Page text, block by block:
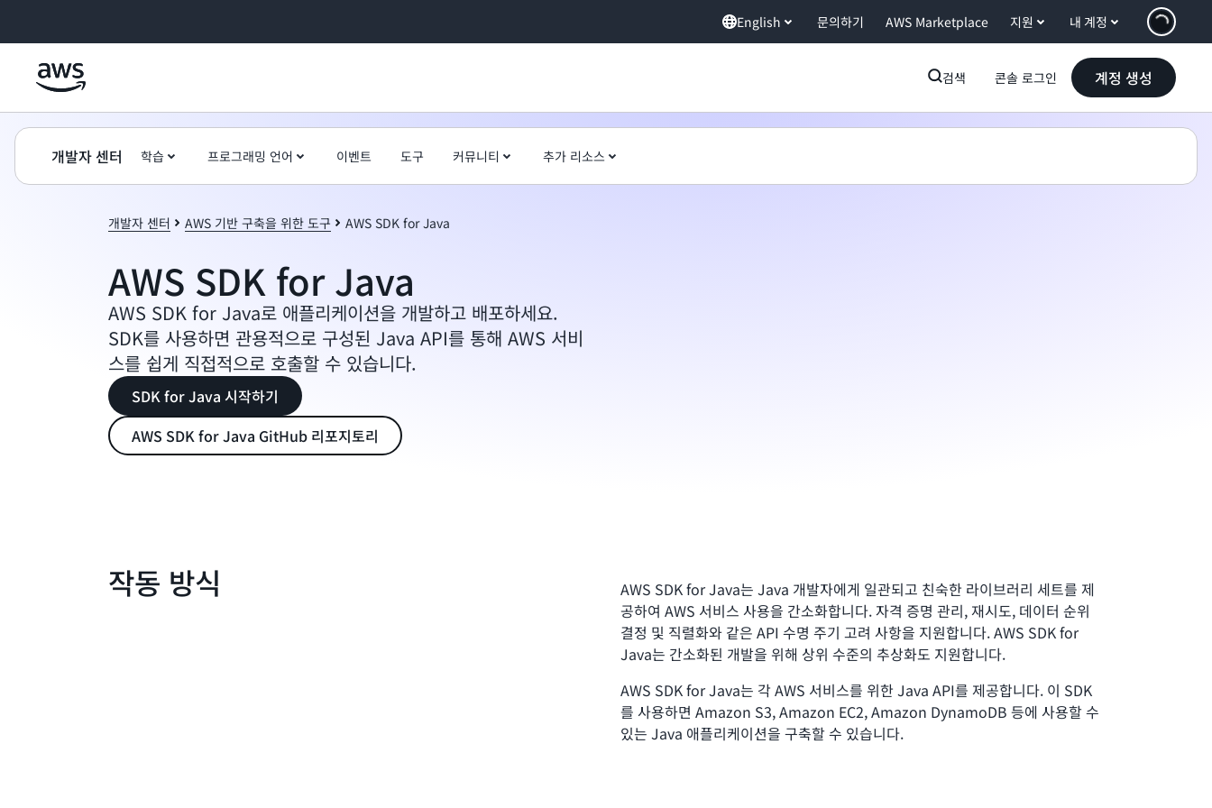
English 문의하기 AWS Marketplace 지원 내 계정
검색 콘솔 로그인 계정 생성
개발자 센터 학습 프로그래밍 언어 이벤트 도구 커뮤니티 추가 리소스
개발자 센터 AWS 기반 구축을 위한 도구 AWS SDK for Java
AWS SDK for Java
AWS SDK for Java로 애플리케이션을 개발하고 배포하세요.
SDK를 사용하면 관용적으로 구성된 Java API를 통해 AWS 서비
스를 쉽게 직접적으로 호출할 수 있습니다.
SDK for Java 시작하기
AWS SDK for Java GitHub 리포지토리
작동 방식
AWS SDK for Java는 Java 개발자에게 일관되고 친숙한 라이브러리 세트를 제
공하여 AWS 서비스 사용을 간소화합니다. 자격 증명 관리, 재시도, 데이터 순위
결정 및 직렬화와 같은 API 수명 주기 고려 사항을 지원합니다. AWS SDK for
Java는 간소화된 개발을 위해 상위 수준의 추상화도 지원합니다.
AWS SDK for Java는 각 AWS 서비스를 위한 Java API를 제공합니다. 이 SDK
를 사용하면 Amazon S3, Amazon EC2, Amazon DynamoDB 등에 사용할 수
있는 Java 애플리케이션을 구축할 수 있습니다.